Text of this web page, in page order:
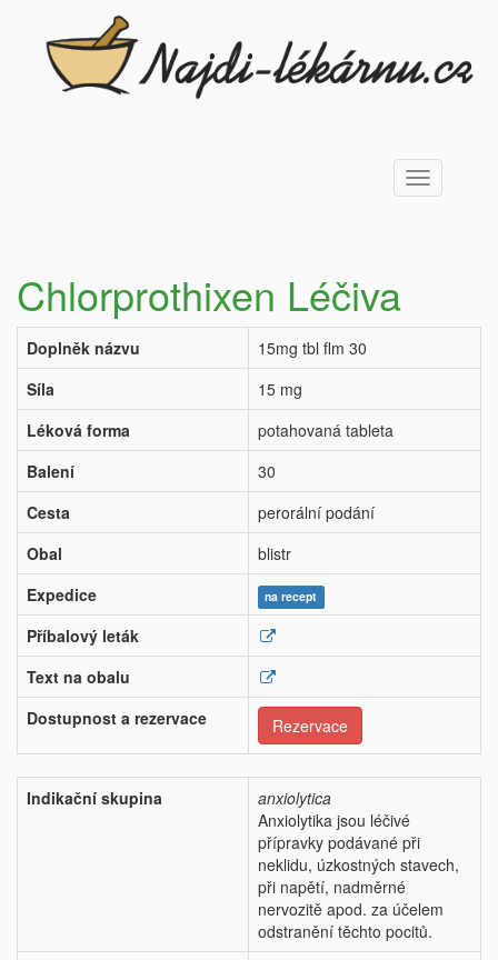
Toggle
navigation
Chlorprothixen Léčiva
Doplněk názvu
15mg tbl flm 30
Síla
15 mg
Léková forma
potahovaná tableta
Balení
30
Cesta
perorální podání
Obal
blistr
Expedice
na recept
Příbalový leták
Text na obalu
Dostupnost a rezervace
Rezervace
Indikační skupina
anxiolytica
Anxiolytika jsou léčivé
přípravky podávané při
neklidu, úzkostných stavech,
při napětí, nadměrné
nervozitě apod. za účelem
odstranění těchto pocitů.